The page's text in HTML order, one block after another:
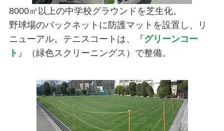
8000㎡以上の中学校グラウンドを芝生化。
野球場のバックネットに防護マットを設置し、リ
ニューアル。テニスコートは、『グリーンコー
ト 』（緑色スクリーニングス）で整備。